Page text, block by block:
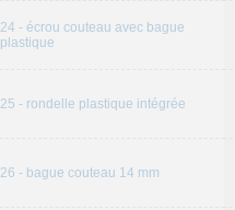
24 - écrou couteau avec bague
plastique
25 - rondelle plastique intégrée
26 - bague couteau 14 mm